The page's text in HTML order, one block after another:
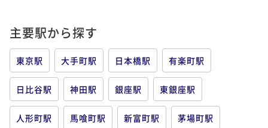
主要駅から探す
東京駅 大手町駅 日本橋駅 有楽町駅
日比谷駅 神田駅 銀座駅 東銀座駅
人形町駅 馬喰町駅 新富町駅 茅場町駅